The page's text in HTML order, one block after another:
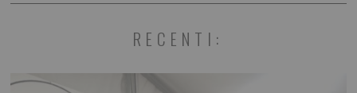
RECENTI: